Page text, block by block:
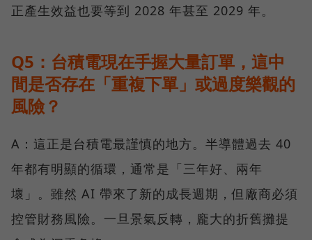
正產生效益也要等到 2028 年甚至 2029 年。
Q5：台積電現在手握大量訂單，這中
間是否存在「重複下單」或過度樂觀的
風險？
A：這正是台積電最謹慎的地方。半導體過去 40
年都有明顯的循環，通常是「三年好、兩年
壞」。雖然 AI 帶來了新的成長週期，但廠商必須
控管財務風險。一旦景氣反轉，龐大的折舊攤提